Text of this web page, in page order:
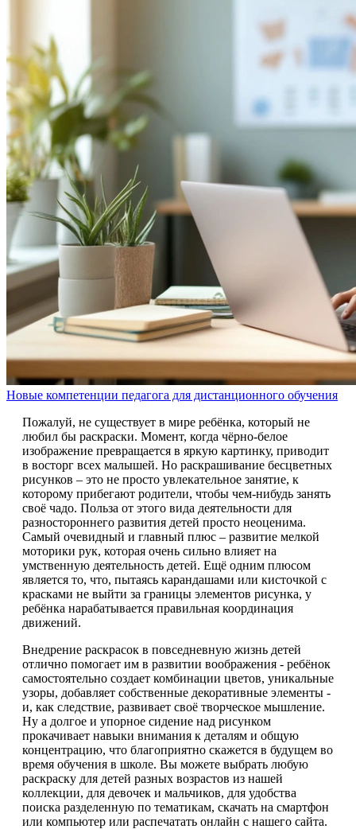
Новые компетенции педагога для дистанционного обучения
Пожалуй, не существует в мире ребёнка, который не
любил бы раскраски. Момент, когда чёрно-белое
изображение превращается в яркую картинку, приводит
в восторг всех малышей. Но раскрашивание бесцветных
рисунков – это не просто увлекательное занятие, к
которому прибегают родители, чтобы чем-нибудь занять
своё чадо. Польза от этого вида деятельности для
разностороннего развития детей просто неоценима.
Самый очевидный и главный плюс – развитие мелкой
моторики рук, которая очень сильно влияет на
умственную деятельность детей. Ещё одним плюсом
является то, что, пытаясь карандашами или кисточкой с
красками не выйти за границы элементов рисунка, у
ребёнка нарабатывается правильная координация
движений.
Внедрение раскрасок в повседневную жизнь детей
отлично помогает им в развитии воображения - ребёнок
самостоятельно создает комбинации цветов, уникальные
узоры, добавляет собственные декоративные элементы -
и, как следствие, развивает своё творческое мышление.
Ну а долгое и упорное сидение над рисунком
прокачивает навыки внимания к деталям и общую
концентрацию, что благоприятно скажется в будущем во
время обучения в школе. Вы можете выбрать любую
раскраску для детей разных возрастов из нашей
коллекции, для девочек и мальчиков, для удобства
поиска разделенную по тематикам, скачать на смартфон
или компьютер или распечатать онлайн с нашего сайта.